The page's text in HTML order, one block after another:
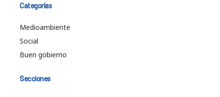
Categorías
Medioambiente
Social
Buen gobierno
Secciones